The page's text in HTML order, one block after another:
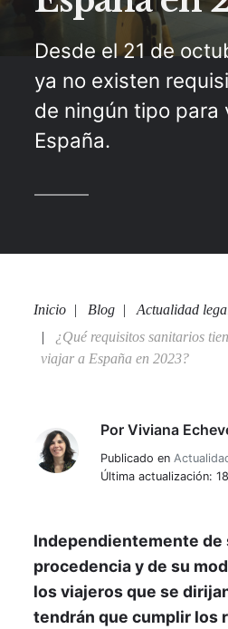
Desde el 21 de
ya no existen
de ningún tipo para
España.
Inicio Blog
Actualidad
¿Qué requisitos sanitarios
viajar a España en 2023?
Viviana Echeverria
PorViviana
Publicado en
Última actualización:
Independientemente de
procedencia y de su
los viajeros que se
tendrán que cumplir los